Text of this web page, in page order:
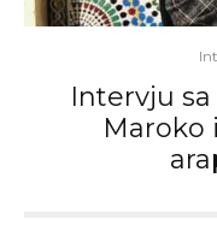
Intervju
Maroko